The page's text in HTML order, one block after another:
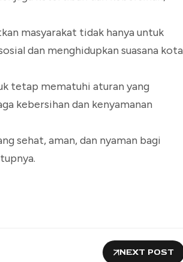
masyarakat tidak hanya untuk
dan menghidupkan suasana kota
tetap mematuhi aturan yang
kebersihan dan kenyamanan
sehat, aman, dan nyaman bagi
NEXT POST